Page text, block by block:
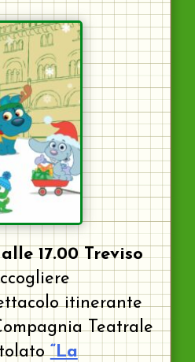
17.00 Treviso
itinerante
Teatrale
“La